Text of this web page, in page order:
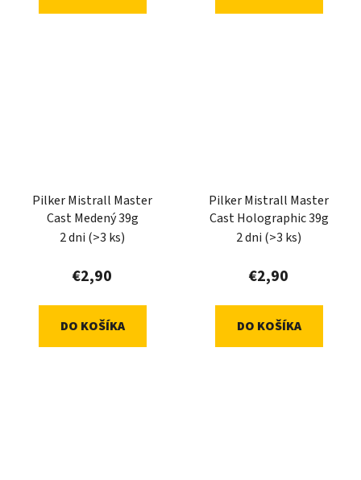
Pilker Mistrall Master
Cast Medený 39g
2 dni (>3 ks)
€2,90
DO KOŠÍKA
Pilker Mistrall Master
Cast Holographic 39g
2 dni (>3 ks)
€2,90
DO KOŠÍKA